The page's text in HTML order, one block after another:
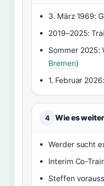
3. März 1969:
2019–2025:
Sommer 2025:
Bremen)
1. Februar
4 Wie es
Werder sucht
Interim Co-
Steffen